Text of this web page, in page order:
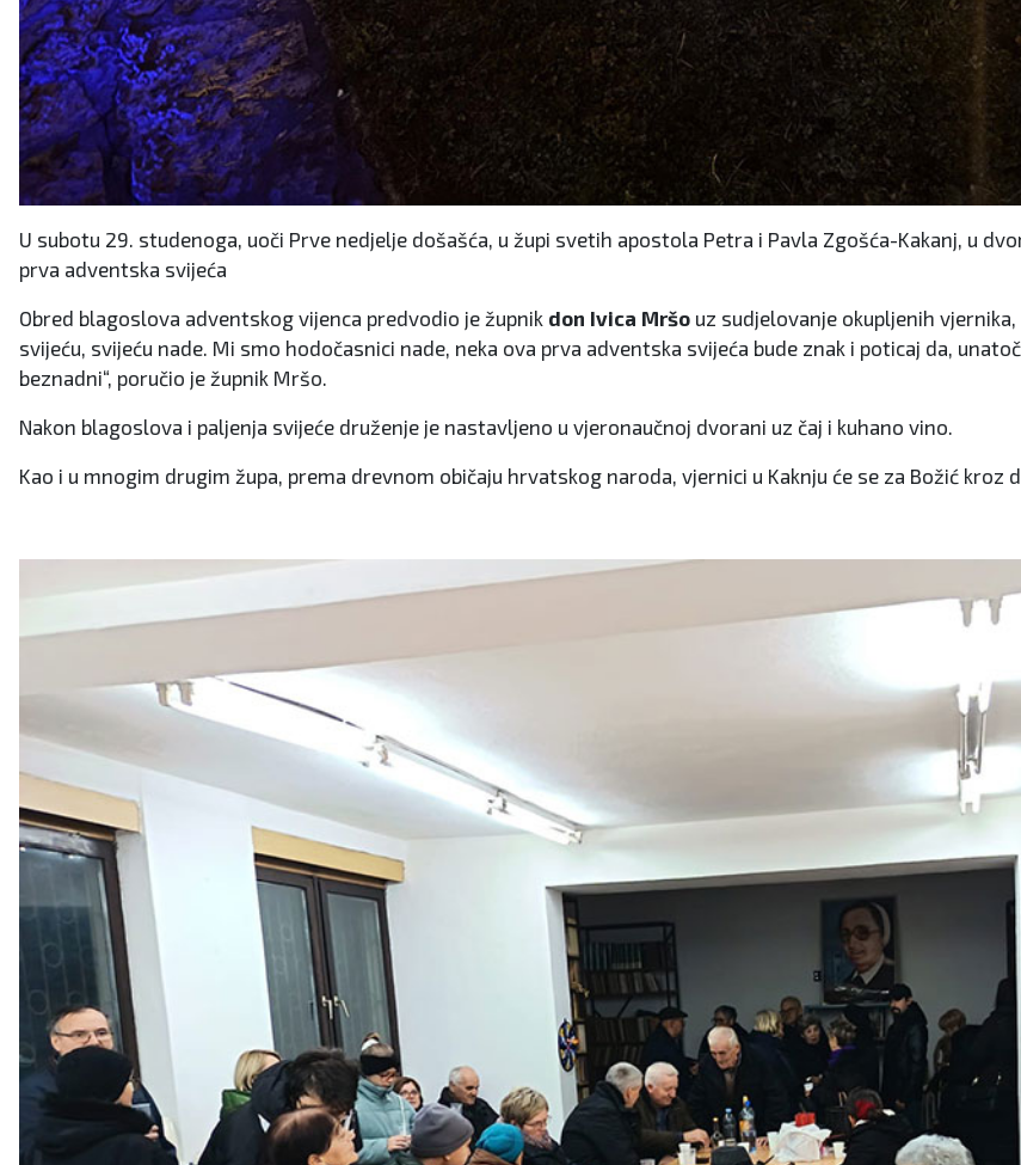
U subotu 29. studenoga, uoči Prve nedjelje došašća, u župi svetih apostola Petra i Pavla Zgošća-Kakanj, u
prva adventska svijeća
Obred blagoslova adventskog vijenca predvodio je župnik don Ivica Mršo uz sudjelovanje okupljenih
svijeću, svijeću nade. Mi smo hodočasnici nade, neka ova prva adventska svijeća bude znak i poticaj da,
beznadni“, poručio je župnik Mršo.
Nakon blagoslova i paljenja svijeće druženje je nastavljeno u vjeronaučnoj dvorani uz čaj i kuhano vino.
Kao i u mnogim drugim župa, prema drevnom običaju hrvatskog naroda, vjernici u Kaknju će se za Božić